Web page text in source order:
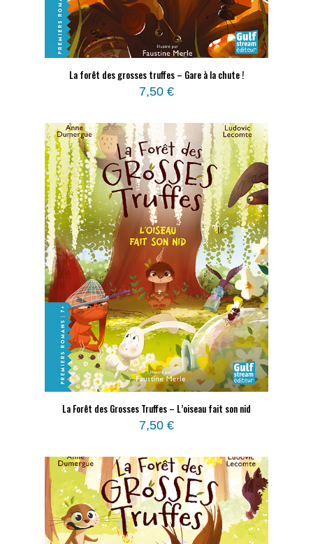
La forêt des grosses truffes – Gare à la chute !
7,50 €
La Forêt des Grosses Truffes – L’oiseau fait son nid
7,50 €